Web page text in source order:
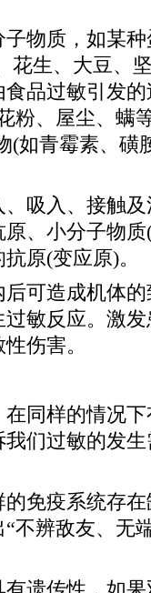
物质，如某种
花生、大豆、
品过敏引发
粉、屋尘、螨
(如青霉素、磺
吸入、接触及
、小分子物
原(变应原)。
可造成机体的
敏反应。激
伤害。
同样的情况下
们过敏的发生
免疫系统存在
不辨敌友、无